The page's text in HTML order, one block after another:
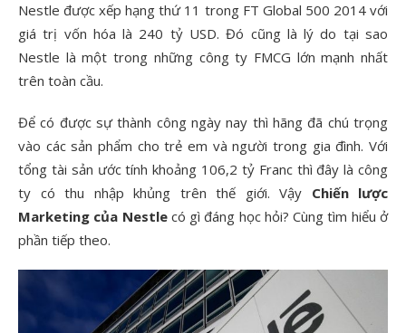
Nestle được xếp hạng thứ 11 trong FT Global 500 2014 với
giá trị vốn hóa là 240 tỷ USD. Đó cũng là lý do tại sao
Nestle là một trong những công ty FMCG lớn mạnh nhất
trên toàn cầu.
Để có được sự thành công ngày nay thì hãng đã chú trọng
vào các sản phẩm cho trẻ em và người trong gia đình. Với
tổng tài sản ước tính khoảng 106,2 tỷ Franc thì đây là công
ty có thu nhập khủng trên thế giới. Vậy Chiến lược
Marketing của Nestlecó gì đáng học hỏi? Cùng tìm hiểu ở
phần tiếp theo.